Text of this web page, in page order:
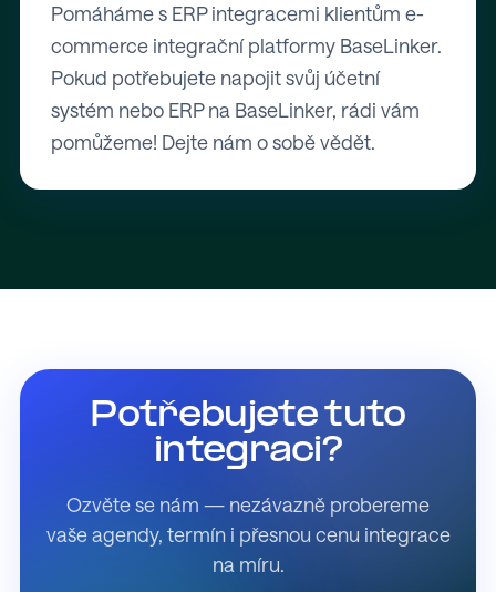
Pomáháme s ERP integracemi klientům e-
commerce integrační platformy BaseLinker.
Pokud potřebujete napojit svůj účetní
systém nebo ERP na BaseLinker, rádi vám
pomůžeme! Dejte nám o sobě vědět.
Potřebujete tuto
integraci?
Ozvěte se nám — nezávazně probereme
vaše agendy, termín i přesnou cenu integrace
na míru.